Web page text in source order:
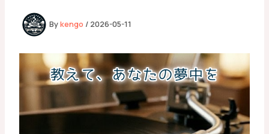
Bykengo / 2026-05-11